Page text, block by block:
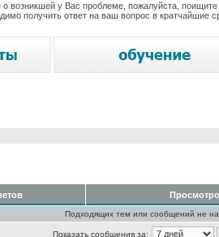
у Вас проблеме, пожалуйста, поищите
получить ответ на ваш вопрос в кратчайшие
Подходящих тем или сообщений не
Показать сообщения за: